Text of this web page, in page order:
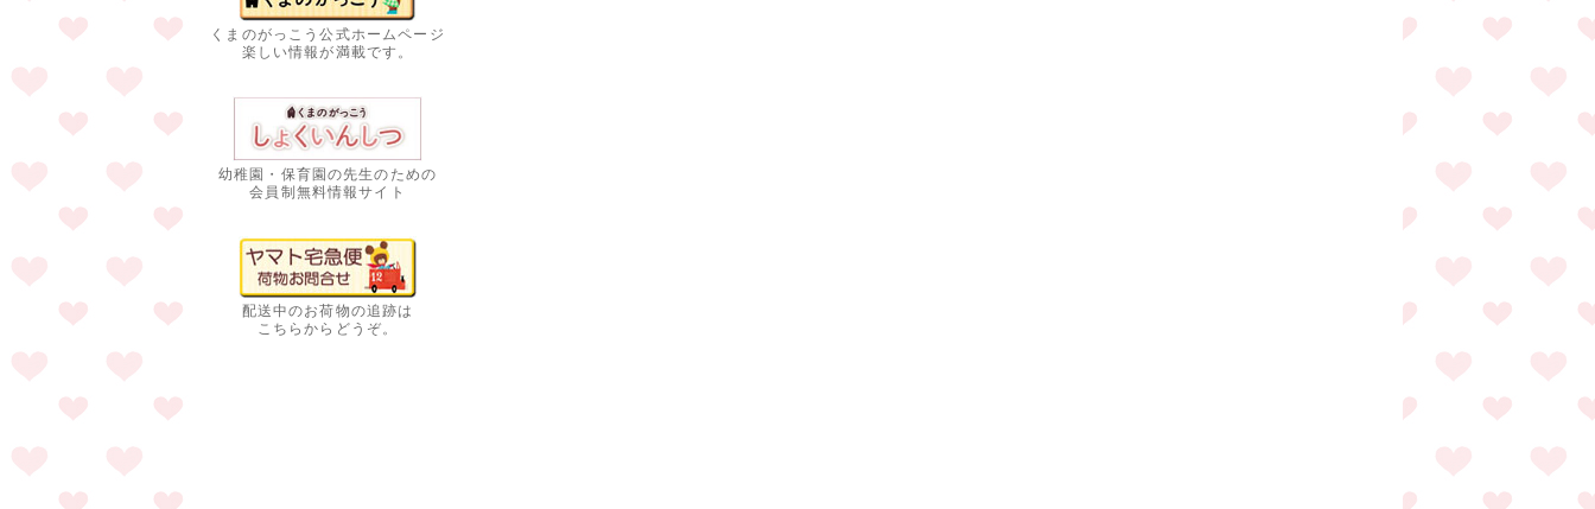
くまのがっこう公式ホームページ
楽しい情報が満載です。
幼稚園・保育園の先生のための
会員制無料情報サイト
配送中のお荷物の追跡は
こちらからどうぞ。